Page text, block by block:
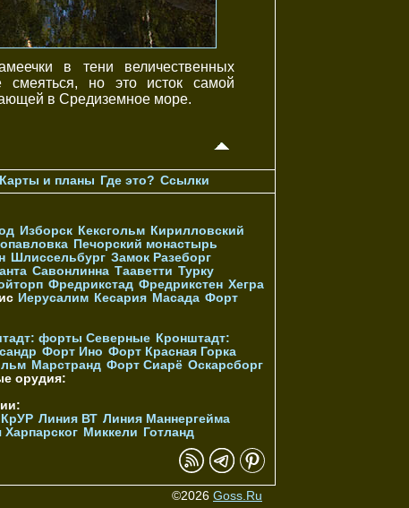
в тени величественных
смеяться, но это исток самой
в Средиземное море.
Карты и планы Где это? Ссылки
Изборск Кексгольм Кирилловский
Печорcкий монастырь
Шлиссельбург Замок Разеборг
Савонлинна Тааветти Турку
Фредрикстад Фредрикстен Хегра
Иерусалим Кесария Масада Форт
форты Северные Кронштадт:
Форт Ино Форт Красная Горка
Марстранд Форт Сиарё Оскарсборг
орудия:
КрУР Линия ВТ Линия Маннергейма
Харпарског Миккели
Готланд
©2026 Goss.Ru